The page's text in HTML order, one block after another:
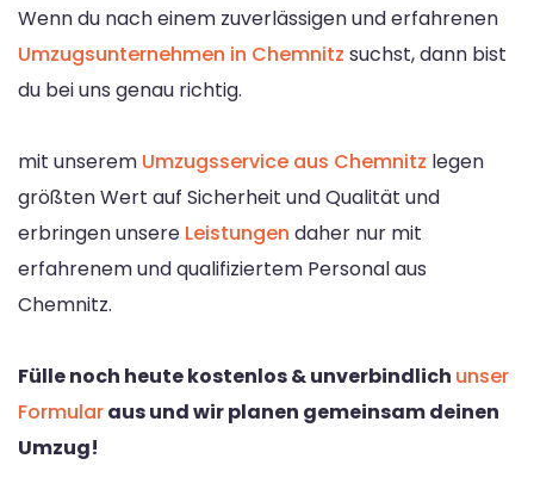
Wenn du nach einem zuverlässigen und erfahrenen
Umzugsunternehmen in Chemnitz suchst, dann bist
du bei uns genau richtig.
mit unserem Umzugsservice aus Chemnitz legen
größten Wert auf Sicherheit und Qualität und
erbringen unsere Leistungen daher nur mit
erfahrenem und qualifiziertem Personal aus
Chemnitz.
Fülle noch heute kostenlos & unverbindlich unser
Formularaus und wir planen gemeinsam deinen
Umzug!